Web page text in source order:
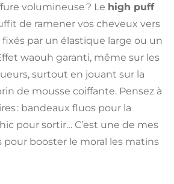
volumineuse ? Le high puff
de ramener vos cheveux vers
par un élastique large ou un
waouh garanti, même sur les
surtout en jouant sur la
de mousse coiffante. Pensez à
: bandeaux fluos pour la
pour sortir… C’est une de mes
pour booster le moral les matins